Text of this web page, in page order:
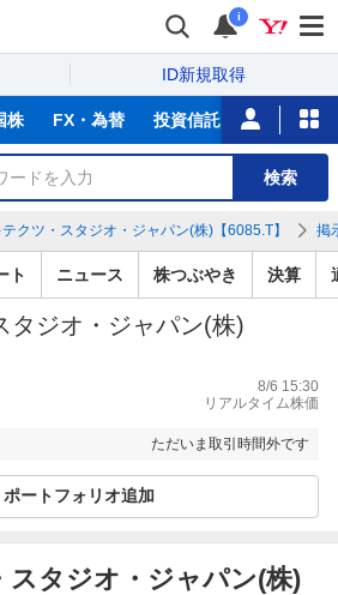
i
ID新規取得
株 FX・為替 投資信託 ニュース
検索
クツ・スタジオ・ジャパン(株)【6085.T】 掲
ト ニュース 株つぶやき 決算
タジオ・ジャパン(株)
8/6 15:30
リアルタイム株価
ただいま取引時間外です
ポートフォリオ追加
スタジオ・ジャパン(株)